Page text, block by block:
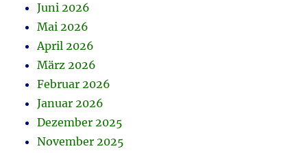
Juni 2026
Mai 2026
April 2026
März 2026
Februar 2026
Januar 2026
Dezember 2025
November 2025